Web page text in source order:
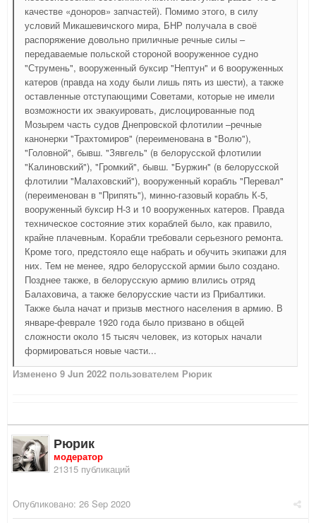
качестве «доноров» запчастей). Помимо этого, в силу
условий Микашевичского мира, БНР получала в своё
распоряжение довольно приличные речные силы –
передаваемые польской стороной вооруженное судно
"Струмень", вооруженный буксир "Нептун" и 6 вооруженных
катеров (правда на ходу были лишь пять из шести), а также
оставленные отступающими Советами, которые не имели
возможности их эвакуировать, дислоцированные под
Мозырем часть судов Днепровской флотилии –речные
канонерки "Трахтомиров" (переименована в "Волю"),
"Головной", бывш. "Зявгель" (в белорусской флотилии
"Калиновский"), "Громкий", бывш. "Буржин" (в белорусской
флотилии "Малаховский"), вооруженный корабль "Перевал"
(переименован в "Припять"), минно-газовый корабль К-5,
вооруженный буксир Н-3 и 10 вооруженных катеров. Правда
техническое состояние этих кораблей было, как правило,
крайне плачевным. Корабли требовали серьезного ремонта.
Кроме того, предстояло еще набрать и обучить экипажи для
них. Тем не менее, ядро белорусской армии было создано.
Позднее также, в белорусскую армию влились отряд
Балаховича, а также белорусские части из Прибалтики.
Также была начат и призыв местного населения в армию. В
январе-феврале 1920 года было призвано в общей
сложности около 15 тысяч человек, из которых начали
формироваться новые части...
Изменено 9 Jun 2022 пользователем Рюрик
Рюрик
модератор
21315 публикаций
Опубликовано: 26 Sep 2020